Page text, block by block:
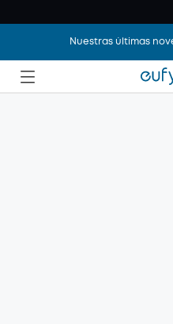
Nuestras últimas